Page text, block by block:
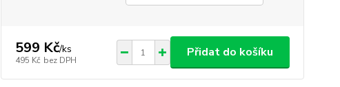
599 Kč/ks
495 Kč bez DPH
Přidat do košíku